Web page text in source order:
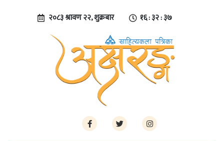
२०८३ श्रावण २२, शुक्रबार १६ : ३२ : ३८